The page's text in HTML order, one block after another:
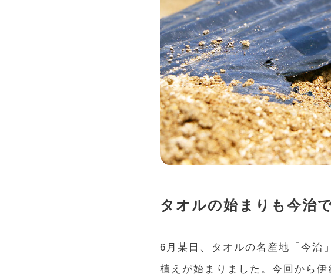
タオルの始まりも今治で
6月某日、タオルの名産地「今治
植えが始まりました。今回から